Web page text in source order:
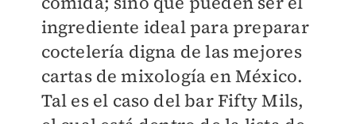
ingrediente ideal para preparar
coctelería digna de las mejores
cartas de mixología en México.
Tal es el caso del bar Fifty Mils,